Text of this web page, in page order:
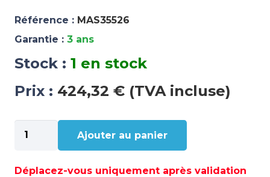
Référence : MAS35526
Garantie : 3 ans
Stock : 1 en stock
Prix : 424,32 € (TVA incluse)
quantité
de
ETHERNET
Ajouter au panier
Déplacez-vous uniquement après validation